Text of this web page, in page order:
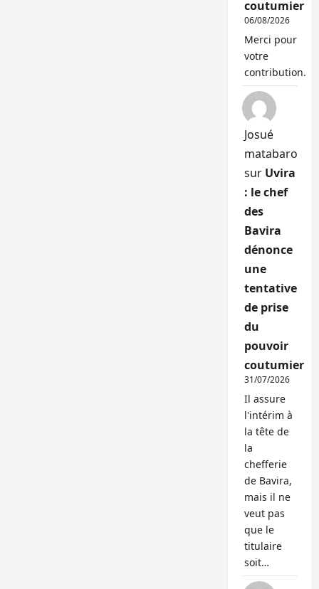
coutumier
06/08/2026
Merci pour
votre
contribution.
Josué
matabaro
sur Uvira
: le chef
des
Bavira
dénonce
une
tentative
de prise
du
pouvoir
coutumier
31/07/2026
Il assure
l'intérim à
la tête de
la
chefferie
de Bavira,
mais il ne
veut pas
que le
titulaire
soit…